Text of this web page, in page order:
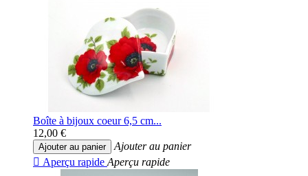
Boîte à bijoux coeur 6,5 cm...
12,00 €
Ajouter au panier
Ajouter au panier
 Aperçu rapide Aperçu rapide